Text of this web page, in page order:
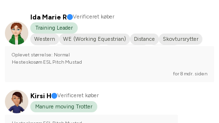
Ida Marie R
Verificeret køber
Training Leader
Western
WE (Working Equestrian) Distance
Skovtursrytter
Stævnerytter på hobbyplan
Oplevet størrelse: Normal
Hesteskosøm ESL Pitch Mustad
for 8 mdr. siden
Kirsi H
Verificeret køber
Manure moving Trotter